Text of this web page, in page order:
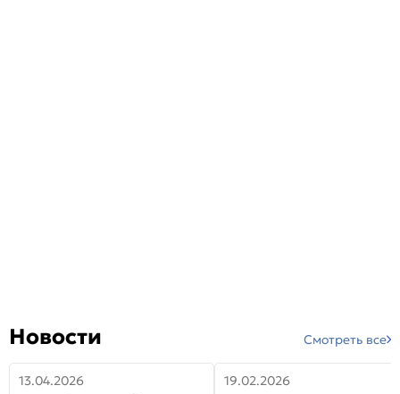
Новости Смотреть все
13.04.2026
19.02.2026